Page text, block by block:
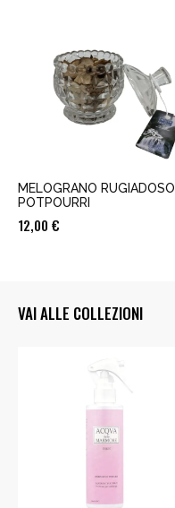
MELOGRANO RUGIADOSO
POTPOURRI
12,00 €
VAI ALLE COLLEZIONI